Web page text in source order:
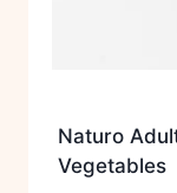
Naturo
Vegetables